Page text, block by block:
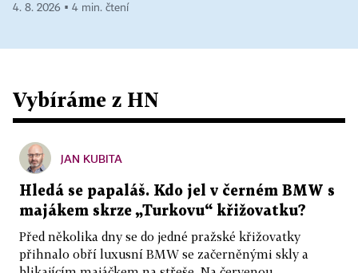
4. 8. 2026 ▪ 4 min. čtení
Vybíráme z HN
JAN KUBITA
Hledá se papaláš. Kdo jel v černém BMW s
majákem skrze „Turkovu“ křižovatku?
Před několika dny se do jedné pražské křižovatky
přihnalo obří luxusní BMW se začerněnými skly a